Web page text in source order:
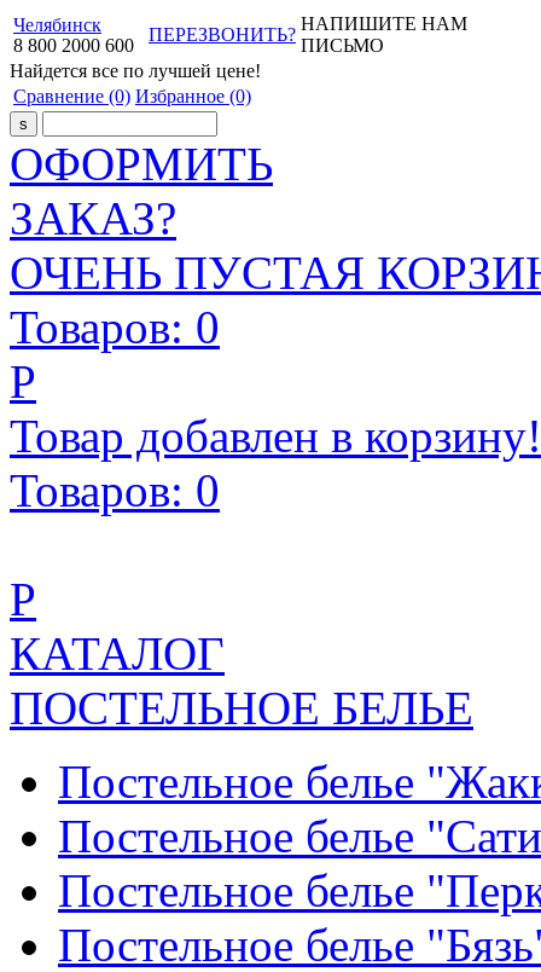
Челябинск
8 800 2000 600
ПЕРЕЗВОНИТЬ?
НАПИШИТЕ НАМ
ПИСЬМО
Найдется все по лучшей цене!
Сравнение (0) Избранное (0)
ОФОРМИТЬ
ЗАКАЗ?
ОЧЕНЬ ПУСТАЯ
Товаров: 0
Р
Товар добавлен в корзину!
Товаров: 0
Р
КАТАЛОГ
ПОСТЕЛЬНОЕ БЕЛЬЕ
Постельное белье
Постельное белье
Постельное белье
Постельное белье